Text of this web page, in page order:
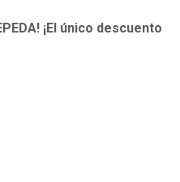
¡El único descuento